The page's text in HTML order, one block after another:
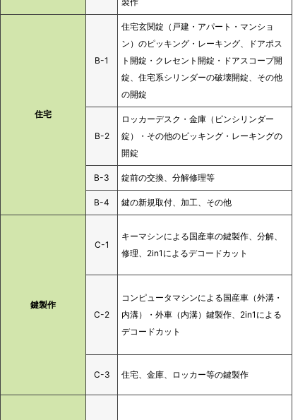
住宅
B-1
住宅玄関錠（戸建・アパート・マンショ
ン）のピッキング・レーキング、ドアポス
ト開錠・クレセント開錠・ドアスコープ開
錠、住宅系シリンダーの破壊開錠、その他
の開錠
B-2
ロッカーデスク・金庫（ピンシリンダー
錠）・その他のピッキング・レーキングの
開錠
B-3 錠前の交換、分解修理等
B-4 鍵の新規取付、加工、その他
鍵製作
C-1
キーマシンによる国産車の鍵製作、分解、
修理、2in1によるデコードカット
C-2
コンピュータマシンによる国産車（外溝・
内溝）・外車（内溝）鍵製作、2in1による
デコードカット
C-3 住宅、金庫、ロッカー等の鍵製作